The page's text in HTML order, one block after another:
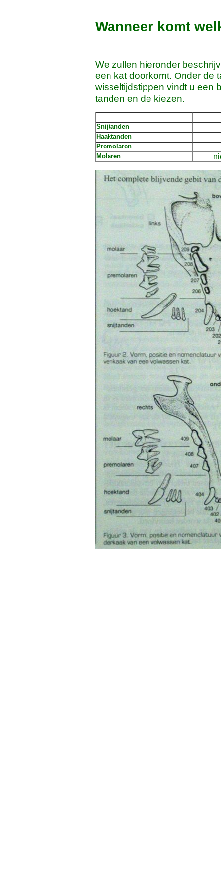
Wanneer komt
We zullen hieronder
een kat doorkomt. Onder de
wisseltijdstippen vindt u een
tanden en de kiezen.
Snijtanden
Haaktanden
Premolaren
Molaren